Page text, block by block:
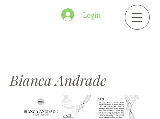
Login
Bianca Andrade